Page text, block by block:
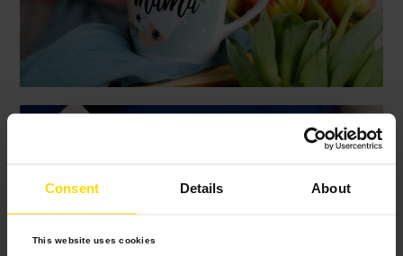
Consent Details About
This website uses cookies